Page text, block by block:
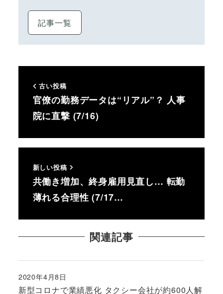
記事一覧
古い投稿
官僚の勤務データは“リアル”？ 人事
院に直撃 (7/16)
新しい投稿
共働き増加、終身雇用見直し… 転勤
薄れる合理性 (7/17…
関連記事
新型コロナで業績悪化 タクシー会社が約600人解
投稿日
2020年4月8日